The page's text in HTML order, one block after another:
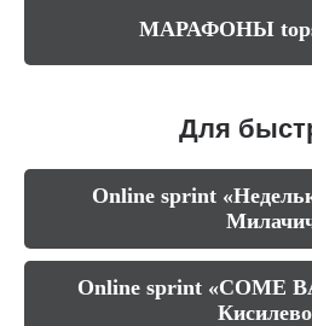
МАРАФОНЫ
Для
Online sprint
Online sprint «COME